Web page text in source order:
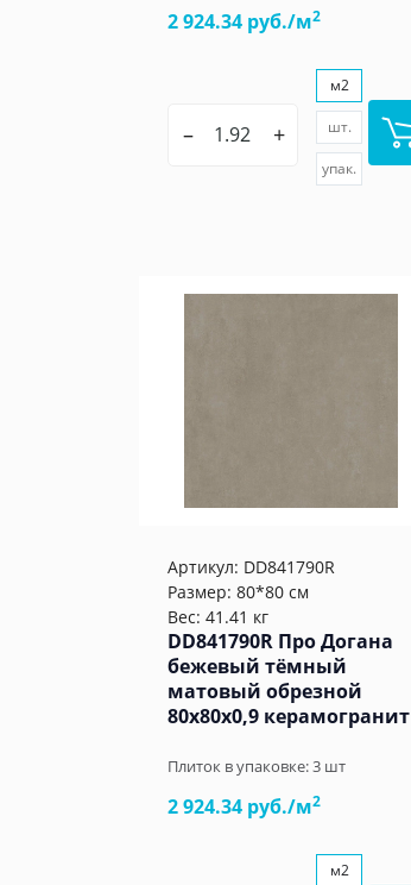
2 924.34 руб./м2
– +
м2
шт.
упак.
Артикул: DD841790R
Размер: 80*80 см
Вес: 41.41 кг
DD841790R Про Догана
бежевый тёмный
матовый обрезной
80x80x0,9 керамогранит
Плиток в упаковке:3 шт
2 924.34 руб./м2
м2